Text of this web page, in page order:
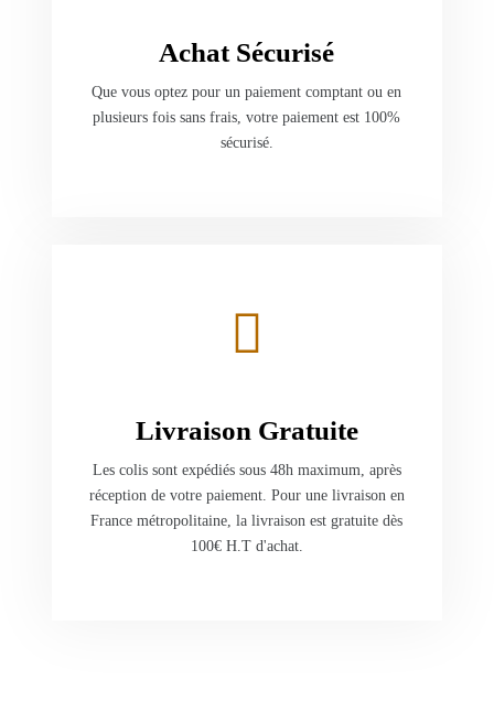
Achat Sécurisé
Que vous optez pour un paiement comptant ou en
plusieurs fois sans frais, votre paiement est 100%
sécurisé.
Livraison Gratuite
Les colis sont expédiés sous 48h maximum, après
réception de votre paiement. Pour une livraison en
France métropolitaine, la livraison est gratuite dès
100€ H.T d'achat.